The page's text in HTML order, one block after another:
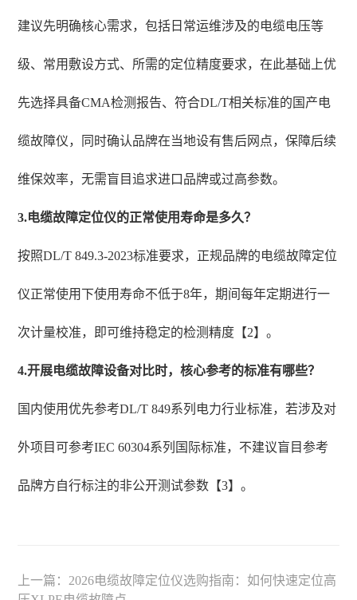
建议先明确核心需求，包括日常运维涉及的电缆电压等
级、常用敷设方式、所需的定位精度要求，在此基础上优
先选择具备CMA检测报告、符合DL/T相关标准的国产电
缆故障仪，同时确认品牌在当地设有售后网点，保障后续
维保效率，无需盲目追求进口品牌或过高参数。
3.电缆故障定位仪的正常使用寿命是多久？
按照DL/T 849.3-2023标准要求，正规品牌的电缆故障定位
仪正常使用下使用寿命不低于8年，期间每年定期进行一
次计量校准，即可维持稳定的检测精度【2】。
4.开展电缆故障设备对比时，核心参考的标准有哪些？
国内使用优先参考DL/T 849系列电力行业标准，若涉及对
外项目可参考IEC 60304系列国际标准，不建议盲目参考
品牌方自行标注的非公开测试参数【3】。
上一篇： 2026电缆故障定位仪选购指南：如何快速定位高